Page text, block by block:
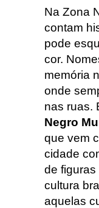
Na Zona
contam
pode
cor.
memória
onde
nas ruas.
Negro
que vem
cidade
de
cultura
aquelas